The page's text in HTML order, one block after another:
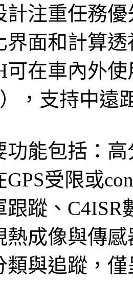
計注重任務
界面和計算
可在車內外
），支持中
功能包括：
受限或
跟蹤、
熱成像與傳
類與追蹤，